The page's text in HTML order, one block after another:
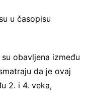
u časopisu
obavljena između
da je ovaj
2. i 4. veka,